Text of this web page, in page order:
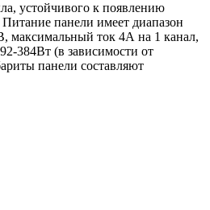
устойчивого к появлению
панели имеет диапазон
максимальный ток 4А на 1 канал,
384Вт (в зависимости от
панели составляют